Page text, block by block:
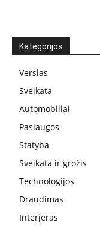
Kategorijos
Verslas
Sveikata
Automobiliai
Paslaugos
Statyba
Sveikata ir grožis
Technologijos
Draudimas
Interjeras